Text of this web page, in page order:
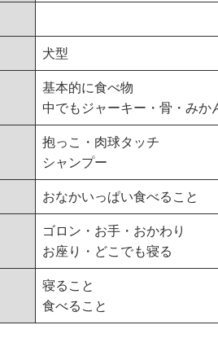
犬型
基本的に食べ物
中でもジャーキー・骨・みか
抱っこ・肉球タッチ
シャンプー
おなかいっぱい食べること
ゴロン・お手・おかわり
お座り・どこでも寝る
寝ること
食べること